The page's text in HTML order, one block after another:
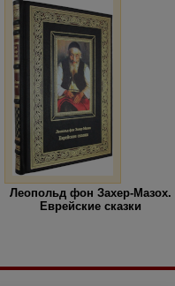
Леопольд фон Захер-Мазох.
Еврейские сказки